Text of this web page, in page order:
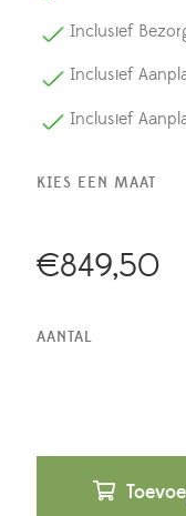
Inclusief
Inclusief
Inclusief
KIES EEN MAAT
€849,50
AANTAL